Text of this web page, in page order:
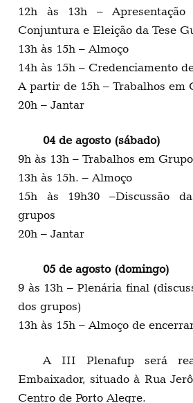
12h às 13h – Apresentação
Conjuntura e Eleição da Tese
13h às 15h – Almoço
14h às 15h – Credenciamento
A partir de 15h – Trabalhos em
20h – Jantar
04 de agosto (sábado)
9h às 13h – Trabalhos em Grupo
13h às 15h. – Almoço
15h às 19h30 –Discussão
grupos
20h – Jantar
05 de agosto (domingo)
9 às 13h – Plenária final
dos grupos)
13h às 15h – Almoço de
A III Plenafup será
Embaixador, situado à Rua
Centro de Porto Alegre.